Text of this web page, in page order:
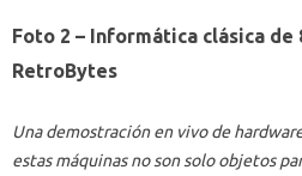
Foto 2 – Informática clásica de
RetroBytes
Una demostración en vivo de
estas máquinas no son solo objetos